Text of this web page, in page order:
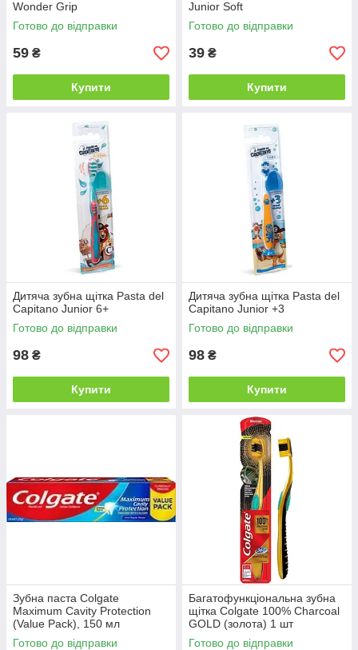
Wonder Grip
Готово до відправки
59 ₴
Купити
Junior Soft
Готово до відправки
39 ₴
Купити
Дитяча зубна щітка Pasta del
Capitano Junior 6+
Готово до відправки
98 ₴
Купити
Дитяча зубна щітка Pasta del
Capitano Junior +3
Готово до відправки
98 ₴
Купити
Зубна паста Colgate
Maximum Cavity Protection
(Value Pack), 150 мл
Готово до відправки
Багатофункціональна зубна
щітка Colgate 100% Charcoal
GOLD (золота) 1 шт
Готово до відправки